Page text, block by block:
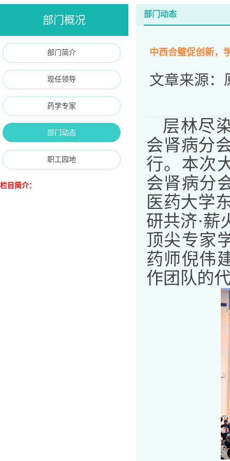
部门概况
部门简介
现任领导
药学专家
部门动态
职工园地
栏目简介：
部门动态
中西合璧促创新，
文章来源：
层林尽
会肾病分
行。本次
会肾病分
医药大学
研共济·薪
顶尖专家
药师倪伟
作团队的